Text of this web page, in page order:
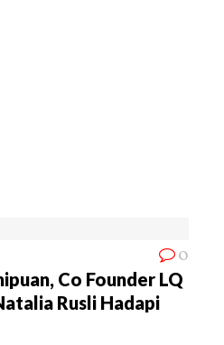
0
Co Founder LQ
Rusli Hadapi